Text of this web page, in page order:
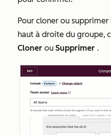
Pour cloner ou
haut à droite du groupe,
Cloner ou Supprimer .